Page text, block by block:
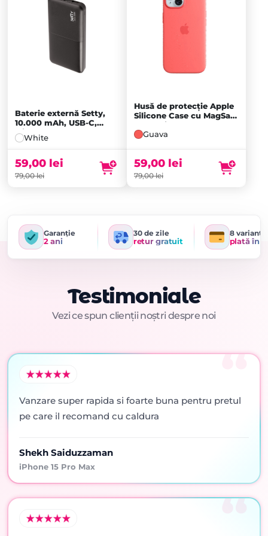
Baterie externă Setty,
10.000 mAh, USB-C,
Micro-USB, 2x USB-A,
Black
White
79,00lei
59,00 lei
Husă de protecție Apple
Silicone Case cu MagSafe
pentru iPhone 15 Plus,
Guava
Guava
79,00lei
59,00 lei
Garanție
2 ani
30 de zile
retur gratuit
8 variante
plată în
Testimoniale
Vezi ce spun clienții noștri despre noi
Vanzare super rapida si foarte buna pentru pretul
pe care il recomand cu caldura
Shekh Saiduzzaman
iPhone 15 Pro Max